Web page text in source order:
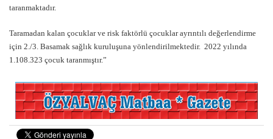
taranmaktadır.
Taramadan kalan çocuklar ve risk faktörlü çocuklar ayrıntılı değerlendirme
için 2./3. Basamak sağlık kuruluşuna yönlendirilmektedir. 2022 yılında
1.108.323 çocuk taranmıştır.”